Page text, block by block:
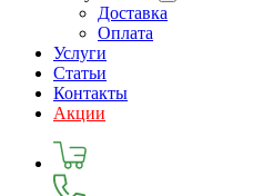
Доставка
Оплата
Услуги
Статьи
Контакты
Акции